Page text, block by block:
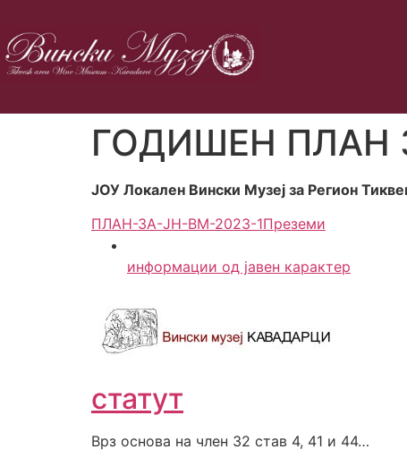
ГОДИШЕН ПЛАН
ЈОУ Локален Вински Музеј за Регион
ПЛАН-ЗА-ЈН-ВМ-2023-1Преземи
информации од јавен карактер
статут
Врз основа на член 32 став 4, 41 и 44…